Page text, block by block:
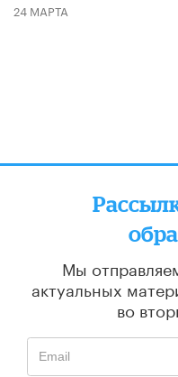
24 МАРТА
Мы
актуальных
во